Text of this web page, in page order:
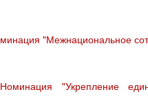
"Межнациональное
"Укрепление